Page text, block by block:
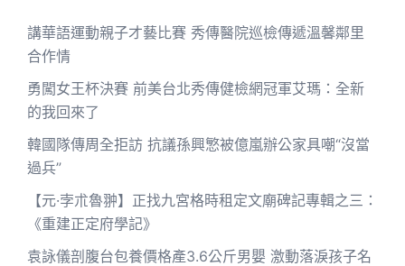
講華語運動親子才藝比賽 秀傳醫院巡檢傳遞溫馨鄰里
合作情
勇闖女王杯決賽 前美台北秀傳健檢網冠軍艾瑪：全新
的我回來了
韓國隊傳周全拒訪 抗議孫興慜被億嵐辦公家具嘲“沒當
過兵”
【元·孛朮魯翀】正找九宮格時租定文廟碑記專輯之三：
《重建正定府學記》
袁詠儀剖腹台包養價格產3.6公斤男嬰 激動落淚孩子名